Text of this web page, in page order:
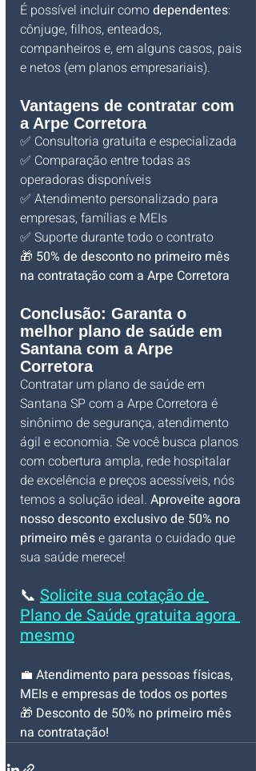
É possível incluir como dependentes:
cônjuge, filhos, enteados,
companheiros e, em alguns casos, pais
e netos (em planos empresariais).
Vantagens de contratar com
a Arpe Corretora
✅ Consultoria gratuita e especializada
✅ Comparação entre todas as
operadoras disponíveis
✅ Atendimento personalizado para
empresas, famílias e MEIs
✅ Suporte durante todo o contrato
🎁 50% de desconto no primeiro mês
na contratação com a Arpe Corretora
Conclusão: Garanta o
melhor plano de saúde em
Santana com a Arpe
Corretora
Contratar um plano de saúde em
Santana SP com a Arpe Corretora é
sinônimo de segurança, atendimento
ágil e economia. Se você busca planos
com cobertura ampla, rede hospitalar
de excelência e preços acessíveis, nós
temos a solução ideal. Aproveite agora
nosso desconto exclusivo de 50% no
primeiro mês e garanta o cuidado que
sua saúde merece!
📞 Solicite sua cotação de
Plano de Saúde gratuita agora
mesmo
💼 Atendimento para pessoas físicas,
MEIs e empresas de todos os portes
🎁 Desconto de 50% no primeiro mês
na contratação!